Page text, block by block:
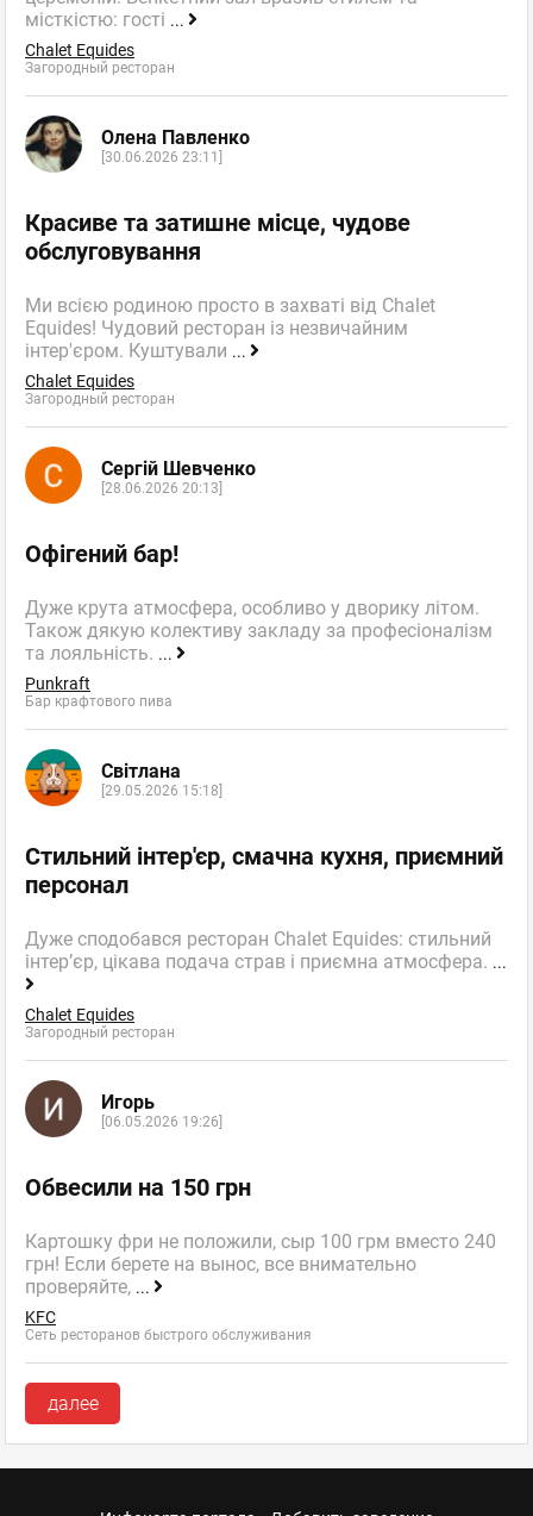
місткістю: гості ...
Chalet Equides
Загородный ресторан
Олена Павленко
[30.06.2026 23:11]
Красиве та затишне місце, чудове
обслуговування
Ми всією родиною просто в захваті від Chalet
Equides! Чудовий ресторан із незвичайним
інтер'єром. Куштували ...
Chalet Equides
Загородный ресторан
Сергій Шевченко
[28.06.2026 20:13]
Офігений бар!
Дуже крута атмосфера, особливо у дворику літом.
Також дякую колективу закладу за професіоналізм
та лояльність. ...
Punkraft
Бар крафтового пива
Світлана
[29.05.2026 15:18]
Стильний інтер'єр, смачна кухня, приємний
персонал
Дуже сподобався ресторан Chalet Equides: стильний
інтер’єр, цікава подача страв і приємна атмосфера. ...
Chalet Equides
Загородный ресторан
Игорь
[06.05.2026 19:26]
Обвесили на 150 грн
Картошку фри не положили, сыр 100 грм вместо 240
грн! Если берете на вынос, все внимательно
проверяйте, ...
KFC
Сеть ресторанов быстрого обслуживания
далее